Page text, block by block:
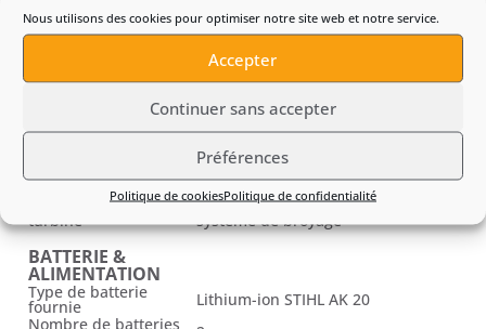
Nous utilisons des cookies pour optimiser notre site web et notre service.
Accepter
Continuer sans accepter
Préférences
Politique de cookiesPolitique de confidentialité
ASPIRATION &
Fonction broyage Broyage intégré par turbine /
système broyeur
Sac de ramassage
Sac asymétrique avec
fermeture éclair
Volume du sac de
40 L
Fixation du sac
d’aspiration
Nettoyage de la
turbine
Ouverture large d’accès au
système de broyage
BATTERIE &
ALIMENTATION
Type de batterie
fournie
Lithium-ion STIHL AK 20
Nombre de batteries